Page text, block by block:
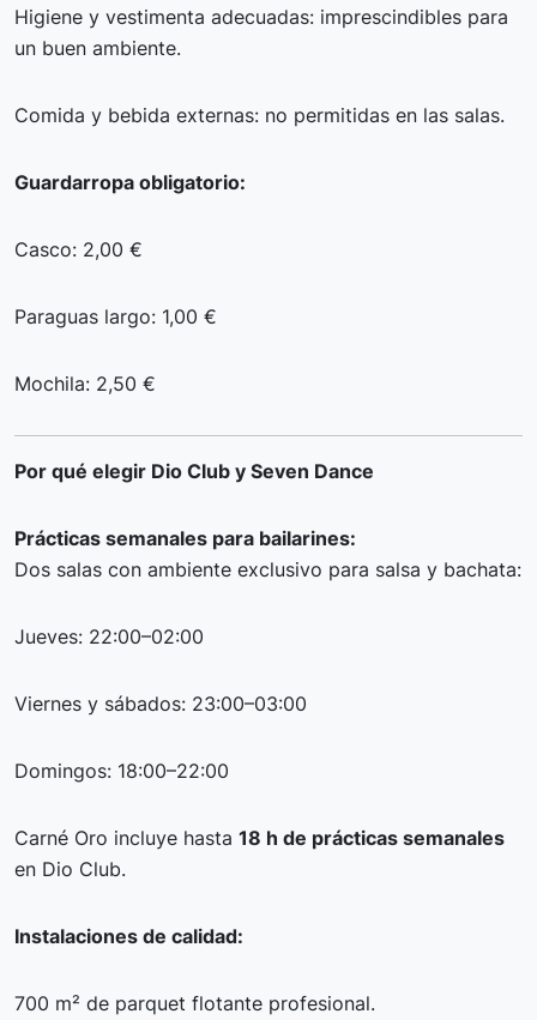
Higiene y vestimenta adecuadas: imprescindibles para
un buen ambiente.
Comida y bebida externas: no permitidas en las salas.
Guardarropa obligatorio:
Casco: 2,00 €
Paraguas largo: 1,00 €
Mochila: 2,50 €
Por qué elegir Dio Club y Seven Dance
Prácticas semanales para bailarines:
Dos salas con ambiente exclusivo para salsa y bachata:
Jueves: 22:00–02:00
Viernes y sábados: 23:00–03:00
Domingos: 18:00–22:00
Carné Oro incluye hasta 18 h de prácticas semanales
en Dio Club.
Instalaciones de calidad:
700 m² de parquet flotante profesional.